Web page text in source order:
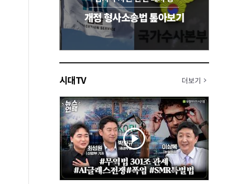
개정 형사소송법 톺아보기
시대TV 더보기